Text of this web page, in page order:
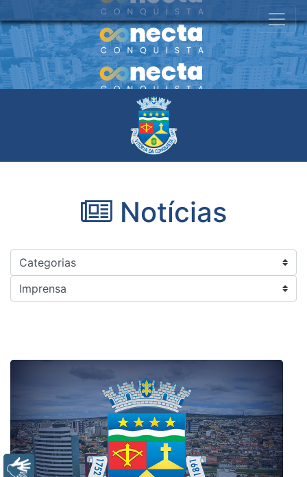
Notícias
Libras